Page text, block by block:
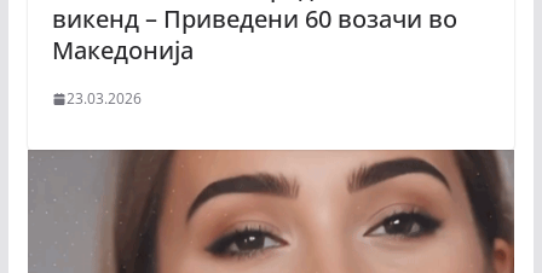
викенд – Приведени 60 возачи во
Македонија
23.03.2026